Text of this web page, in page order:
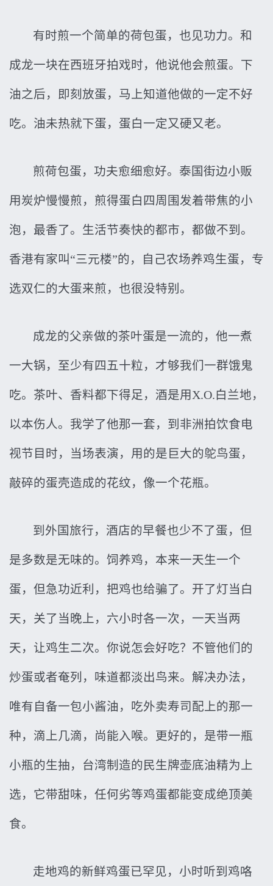
有时煎一个简单的荷包蛋，也见功力。和
成龙一块在西班牙拍戏时，他说他会煎蛋。下
油之后，即刻放蛋，马上知道他做的一定不好
吃。油未热就下蛋，蛋白一定又硬又老。
煎荷包蛋，功夫愈细愈好。泰国街边小贩
用炭炉慢慢煎，煎得蛋白四周围发着带焦的小
泡，最香了。生活节奏快的都市，都做不到。
香港有家叫“三元楼”的，自己农场养鸡生蛋，专
选双仁的大蛋来煎，也很没特别。
成龙的父亲做的茶叶蛋是一流的，他一煮
一大锅，至少有四五十粒，才够我们一群饿鬼
吃。茶叶、香料都下得足，酒是用X.O.白兰地，
以本伤人。我学了他那一套，到非洲拍饮食电
视节目时，当场表演，用的是巨大的鸵鸟蛋，
敲碎的蛋壳造成的花纹，像一个花瓶。
到外国旅行，酒店的早餐也少不了蛋，但
是多数是无味的。饲养鸡，本来一天生一个
蛋，但急功近利，把鸡也给骗了。开了灯当白
天，关了当晚上，六小时各一次，一天当两
天，让鸡生二次。你说怎会好吃？不管他们的
炒蛋或者奄列，味道都淡出鸟来。解决办法，
唯有自备一包小酱油，吃外卖寿司配上的那一
种，滴上几滴，尚能入喉。更好的，是带一瓶
小瓶的生抽，台湾制造的民生牌壶底油精为上
选，它带甜味，任何劣等鸡蛋都能变成绝顶美
食。
走地鸡的新鲜鸡蛋已罕见，小时听到鸡咯